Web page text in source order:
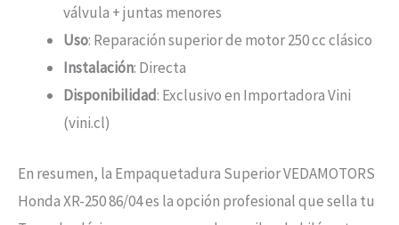
válvula + juntas menores
Uso: Reparación superior de motor 250 cc clásico
Instalación: Directa
Disponibilidad: Exclusivo en Importadora Vini
(vini.cl)
En resumen, la Empaquetadura Superior VEDAMOTORS
Honda XR-250 86/04 es la opción profesional que sella tu